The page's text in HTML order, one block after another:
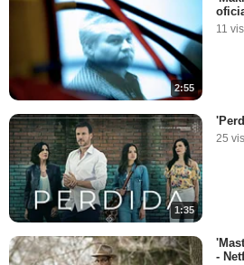
2:55
11
1:35
25
-